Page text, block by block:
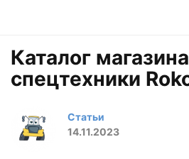
Каталог магазина
спецтехники
Статьи
14.11.2023